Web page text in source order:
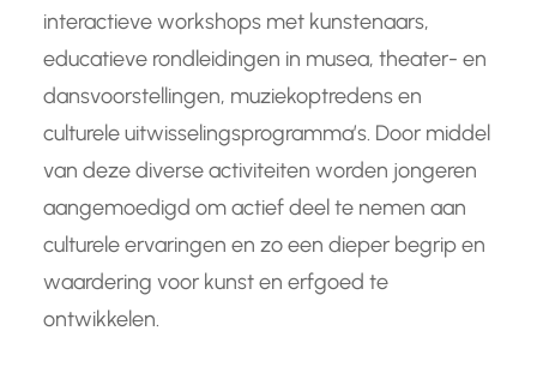
interactieve workshops met kunstenaars,
educatieve rondleidingen in musea, theater- en
dansvoorstellingen, muziekoptredens en
culturele uitwisselingsprogramma’s. Door middel
van deze diverse activiteiten worden jongeren
aangemoedigd om actief deel te nemen aan
culturele ervaringen en zo een dieper begrip en
waardering voor kunst en erfgoed te
ontwikkelen.